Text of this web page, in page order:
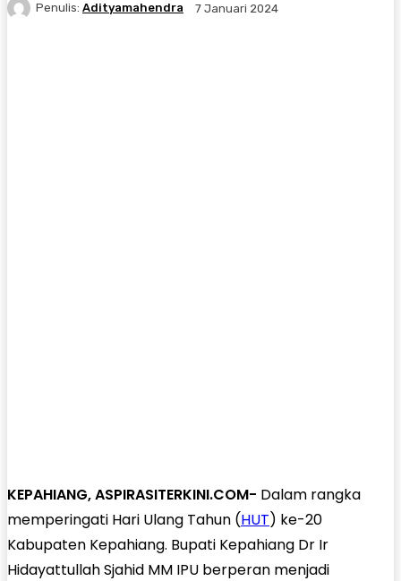
Penulis: Adityamahendra 7 Januari 2024
KEPAHIANG, ASPIRASITERKINI.COM- Dalam rangka
memperingati Hari Ulang Tahun (HUT) ke-20
Kabupaten Kepahiang. Bupati Kepahiang Dr Ir
Hidayattullah Sjahid MM IPU berperan menjadi